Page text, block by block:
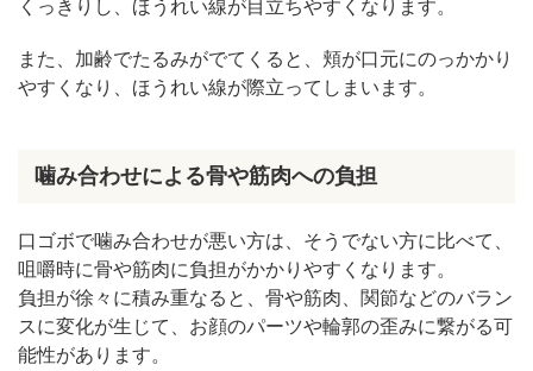
くっきりし、ほうれい線が目立ちやすくなります。
また、加齢でたるみがでてくると、頬が口元にのっかかり
やすくなり、ほうれい線が際立ってしまいます。
噛み合わせによる骨や筋肉への負担
口ゴボで噛み合わせが悪い方は、そうでない方に比べて、
咀嚼時に骨や筋肉に負担がかかりやすくなります。
負担が徐々に積み重なると、骨や筋肉、関節などのバラン
スに変化が生じて、お顔のパーツや輪郭の歪みに繋がる可
能性があります。